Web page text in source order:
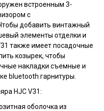
встроенным 3-
с
добавить винтажный
элементы отделки и
также имеет посадочные
козырек, чтобы
накладки съемные и
bluetooth гарнитуры.
HJC V31:
оболочка из